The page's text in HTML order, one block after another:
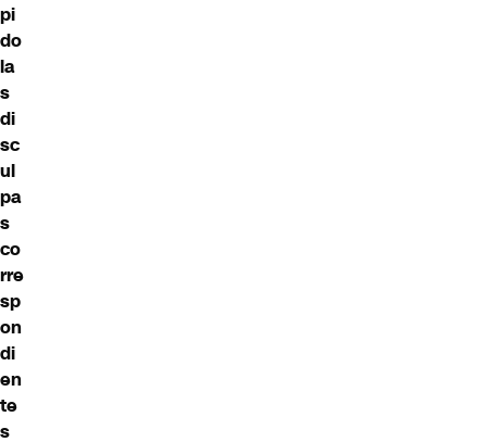
pi
do
la
s
di
sc
ul
pa
s
co
rre
sp
on
di
en
te
s